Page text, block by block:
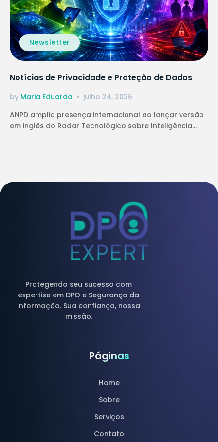
Newsletter
Notícias de Privacidade e Proteção de Dados
by Maria Eduarda
julho 24, 2026
ANPD amplia presença internacional ao lançar versão
em inglês do Radar Tecnológico sobre Inteligência...
Protegendo seu sucesso com
expertise em DPO e Segurança da
Informação. Sua confiança, nossa
missão.
Páginas
Home
Sobre
Serviços
Contato